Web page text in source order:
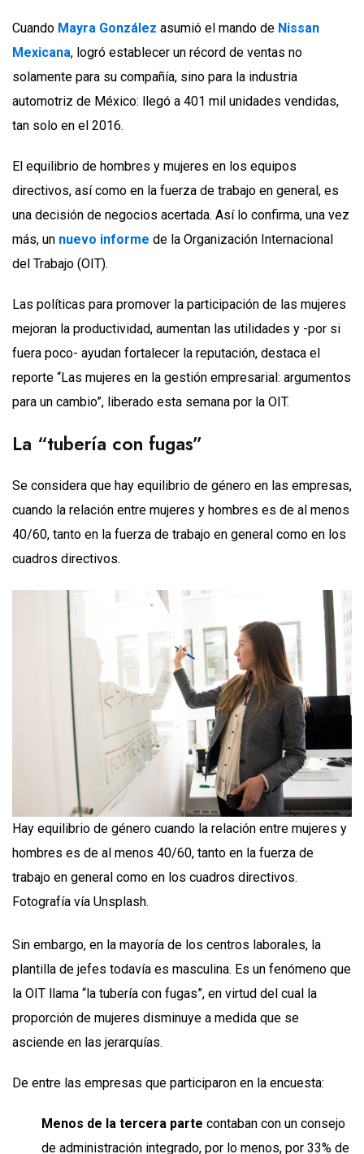
Cuando Mayra González asumió el mando de Nissan
Mexicana, logró establecer un récord de ventas no
solamente para su compañía, sino para la industria
automotriz de México: llegó a 401 mil unidades vendidas,
tan solo en el 2016.
El equilibrio de hombres y mujeres en los equipos
directivos, así como en la fuerza de trabajo en general, es
una decisión de negocios acertada. Así lo confirma, una vez
más, un nuevo informe de la Organización Internacional
del Trabajo (OIT).
Las políticas para promover la participación de las mujeres
mejoran la productividad, aumentan las utilidades y -por si
fuera poco- ayudan fortalecer la reputación, destaca el
reporte “Las mujeres en la gestión empresarial: argumentos
para un cambio”, liberado esta semana por la OIT.
La “tubería con fugas”
Se considera que hay equilibrio de género en las empresas,
cuando la relación entre mujeres y hombres es de al menos
40/60, tanto en la fuerza de trabajo en general como en los
cuadros directivos.
Hay equilibrio de género cuando la relación entre mujeres y
hombres es de al menos 40/60, tanto en la fuerza de
trabajo en general como en los cuadros directivos.
Fotografía vía Unsplash.
Sin embargo, en la mayoría de los centros laborales, la
plantilla de jefes todavía es masculina. Es un fenómeno que
la OIT llama “la tubería con fugas”, en virtud del cual la
proporción de mujeres disminuye a medida que se
asciende en las jerarquías.
De entre las empresas que participaron en la encuesta:
Menos de la tercera parte contaban con un consejo
de administración integrado, por lo menos, por 33% de